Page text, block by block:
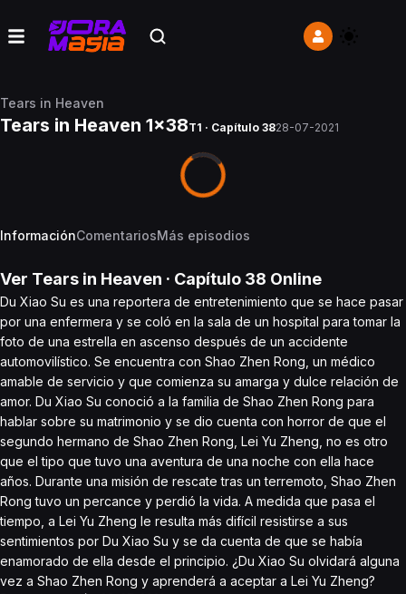
Tears in Heaven
Tears in Heaven 1x38T1 · Capítulo 3828-07-2021
InformaciónComentariosMás episodios
Ver Tears in Heaven · Capítulo 38 Online
Du Xiao Su es una reportera de entretenimiento que se hace pasar
por una enfermera y se coló en la sala de un hospital para tomar la
foto de una estrella en ascenso después de un accidente
automovilístico. Se encuentra con Shao Zhen Rong, un médico
amable de servicio y que comienza su amarga y dulce relación de
amor. Du Xiao Su conoció a la familia de Shao Zhen Rong para
hablar sobre su matrimonio y se dio cuenta con horror de que el
segundo hermano de Shao Zhen Rong, Lei Yu Zheng, no es otro
que el tipo que tuvo una aventura de una noche con ella hace
años. Durante una misión de rescate tras un terremoto, Shao Zhen
Rong tuvo un percance y perdió la vida. A medida que pasa el
tiempo, a Lei Yu Zheng le resulta más difícil resistirse a sus
sentimientos por Du Xiao Su y se da cuenta de que se había
enamorado de ella desde el principio. ¿Du Xiao Su olvidará alguna
vez a Shao Zhen Rong y aprenderá a aceptar a Lei Yu Zheng?